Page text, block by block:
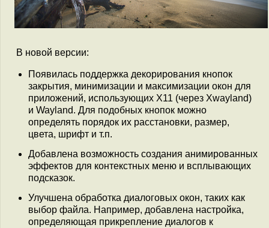
В новой версии:
Появилась поддержка декорирования кнопок
закрытия, минимизации и максимизации окон для
приложений, использующих X11 (через Xwayland)
и Wayland. Для подобных кнопок можно
определять порядок их расстановки, размер,
цвета, шрифт и т.п.
Добавлена возможность создания анимированных
эффектов для контекстных меню и всплывающих
подсказок.
Улучшена обработка диалоговых окон, таких как
выбор файла. Например, добавлена настройка,
определяющая прикрепление диалогов к